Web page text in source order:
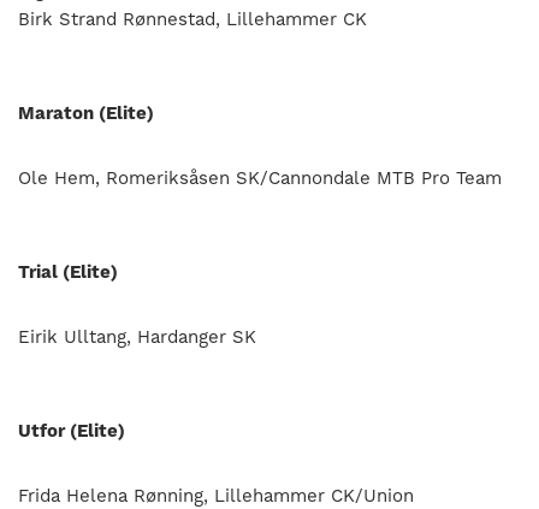
Birk Strand Rønnestad, Lillehammer CK
Maraton (Elite)
Ole Hem, Romeriksåsen SK/Cannondale MTB Pro Team
Trial (Elite)
Eirik Ulltang, Hardanger SK
Utfor (Elite)
Frida Helena Rønning, Lillehammer CK/Union